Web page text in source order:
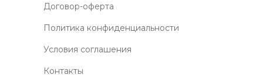
Договор-оферта
Политика конфиденциальности
Условия соглашения
Контакты